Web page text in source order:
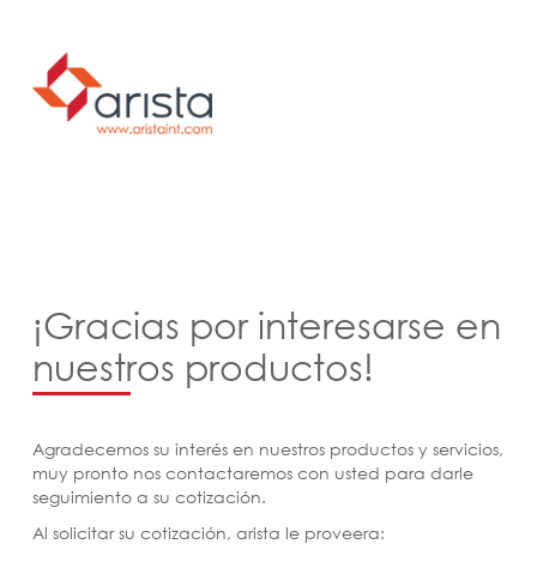
¡Gracias por interesarse en
nuestros productos!
Agradecemos su interés en nuestros productos y servicios,
muy pronto nos contactaremos con usted para darle
seguimiento a su cotización.
Al solicitar su cotización, arista le proveera: